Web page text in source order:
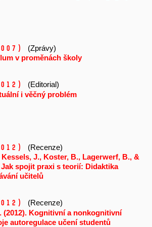
(Zprávy)
v proměnách školy
(Editorial)
i věčný problém
(Recenze)
Kessels, J., Koster, B., Lagerwerf, B., &
Jak spojit praxi s teorií: Didaktika
učitelů
(Recenze)
(2012). Kognitivní a nonkognitivní
autoregulace učení studentů